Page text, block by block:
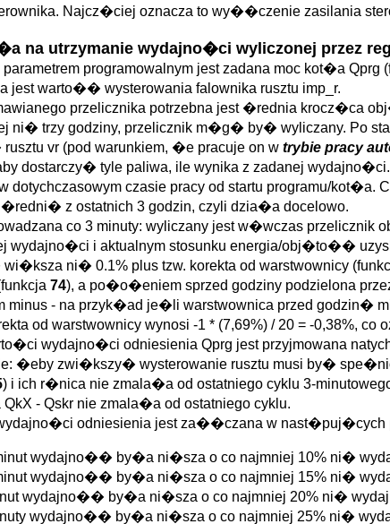
Najcz�ciej oznacza to wy��czenie zasilania
na utrzymanie wydajno�ci wyliczonej przez
programowalnym jest zadana moc kot�a Qprg
jest warto�� wysterowania falownika rusztu imp_r.
przelicznika potrzebna jest �rednia
trzy godziny, przelicznik m�g� by� wyliczany. Po
vr (pod warunkiem, �e pracuje on w trybie pracy
dostarczy� tyle paliwa, ile wynika z zadanej
dotychczasowym czasie pracy od startu programu/
z ostatnich 3 godzin, czyli dzia�a docelowo.
co 3 minuty: wyliczany jest w�wczas
wydajno�ci i aktualnym stosunku energia/obj�to��
ni� 0.1% plus tzw. korekta od warstwownicy
74), a po�o�eniem sprzed godziny podzielona
minus - na przyk�ad je�li warstwownica przed
od warstwownicy wynosi -1 * (7,69%) / 20 = -0,38%,
wydajno�ci odniesienia Qprg jest przyjmowana
�eby zwi�kszy� wysterowanie rusztu musi by�
) i ich r�nica nie zmala�a od ostatniego cyklu 3-
- Qskr nie zmala�a od ostatniego cyklu.
odniesienia jest za��czana w nast�puj�cych
wydajno�� by�a ni�sza o co najmniej 10% ni�
wydajno�� by�a ni�sza o co najmniej 15% ni�
wydajno�� by�a ni�sza o co najmniej 20% ni�
wydajno�� by�a ni�sza o co najmniej 25% ni�